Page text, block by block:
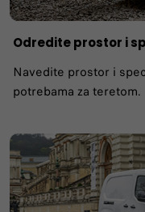
Odredite prostor i
Navedite prostor i
potrebama za teretom.